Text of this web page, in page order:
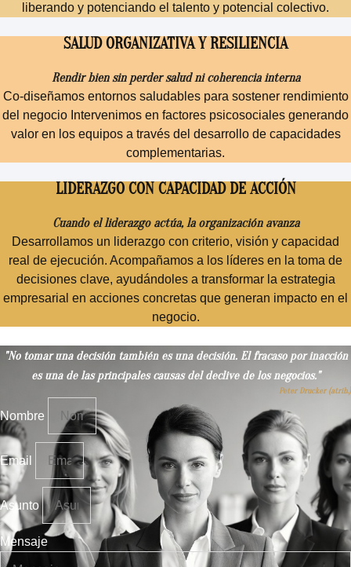
liberando y potenciando el talento y potencial colectivo.
SALUD ORGANIZATIVA Y RESILIENCIA
Rendir bien sin perder salud ni coherencia interna
Co-diseñamos entornos saludables para sostener rendimiento
del negocio Intervenimos en factores psicosociales generando
valor en los equipos a través del desarrollo de capacidades
complementarias.
LIDERAZGO CON CAPACIDAD DE ACCIÓN
Cuando el liderazgo actúa, la organización avanza
Desarrollamos un liderazgo con criterio, visión y capacidad
real de ejecución. Acompañamos a los líderes en la toma de
decisiones clave, ayudándoles a transformar la estrategia
empresarial en acciones concretas que generan impacto en el
negocio.
"No tomar una decisión también es una decisión. El fracaso por inacción
es una de las principales causas del declive de los negocios."
Peter Drucker (atrib.)
Nombre
Email
Asunto
Mensaje